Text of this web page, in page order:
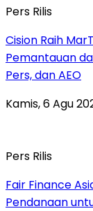
Pers Rilis
Cision Raih
Pemantauan
Pers, dan AEO
Kamis, 6 Agu
Pers Rilis
Fair Finance
Pendanaan